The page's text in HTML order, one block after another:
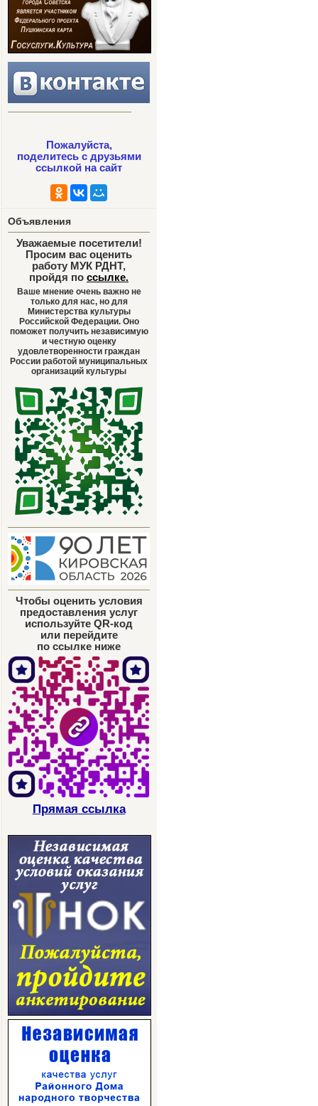
Пожалуйста,
поделитесь с друзьями
ссылкой на сайт
Объявления
Уважаемые посетители!
Просим вас оценить
работу МУК РДНТ,
пройдя по ссылке.
Ваше мнение очень важно не
только для нас, но для
Министерства культуры
Российской Федерации. Оно
поможет получить независимую
и честную оценку
удовлетворенности граждан
России работой муниципальных
организаций культуры
Чтобы оценить условия
предоставления услуг
используйте QR-код
или перейдите
по ссылке ниже
Прямая ссылка